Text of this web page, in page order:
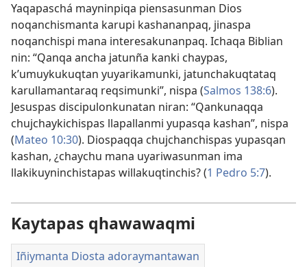
Yaqapaschá mayninpiqa piensasunman Dios
noqanchismanta karupi kashananpaq, jinaspa
noqanchispi mana interesakunanpaq. Ichaqa Biblian
nin: “Qanqa ancha jatunña kanki chaypas,
k’umuykukuqtan yuyarikamunki, jatunchakuqtataq
karullamantaraq reqsimunki”, nispa (Salmos 138:6).
Jesuspas discipulonkunatan niran: “Qankunaqqa
chujchaykichispas llapallanmi yupasqa kashan”, nispa
(Mateo 10:30). Diospaqqa chujchanchispas yupasqan
kashan, ¿chaychu mana uyariwasunman ima
llakikuyninchistapas willakuqtinchis? (1 Pedro 5:7).
Kaytapas qhawawaqmi
Iñiymanta Diosta adoraymantawan